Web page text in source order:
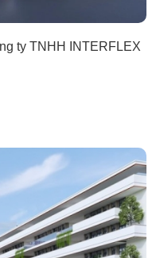
ty TNHH INTERFLEX